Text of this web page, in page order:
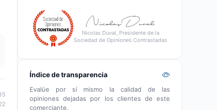
Nicolas Duval, Presidente de la
Sociedad de Opiniones Contrastadas
Índice de transparencia
Evalúe por sí mismo la calidad de las
opiniones dejadas por los clientes de este
comerciante.